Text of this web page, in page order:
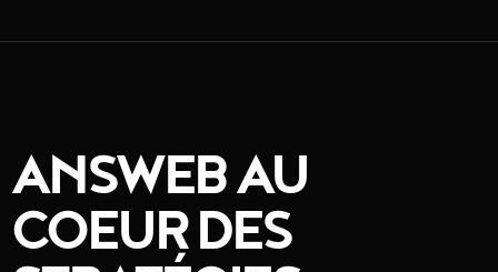
ANSWEB AU
COEUR DES